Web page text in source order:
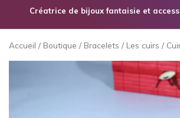
Créatrice de bijoux fantaisie et
Accueil / Boutique / Bracelets / Les cuirs /